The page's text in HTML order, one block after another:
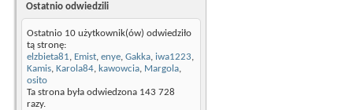
Ostatnio odwiedzili
Ostatnio 10 użytkownik(ów) odwiedziło
tą stronę:
elzbieta81, Emist, enye, Gakka, iwa1223,
Kamis, Karola84, kawowcia, Margola,
osito
Ta strona była odwiedzona 143 728
razy.